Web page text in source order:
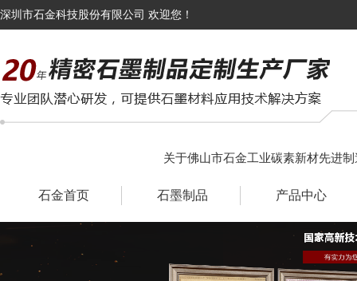
深圳市石金科技股份有限公司 欢迎您！
关于佛山市石金工业碳素新材先进
石金首页 石墨制品 产品中心